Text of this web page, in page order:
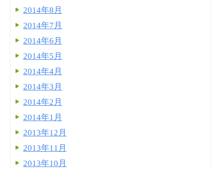
2014年8月
2014年7月
2014年6月
2014年5月
2014年4月
2014年3月
2014年2月
2014年1月
2013年12月
2013年11月
2013年10月